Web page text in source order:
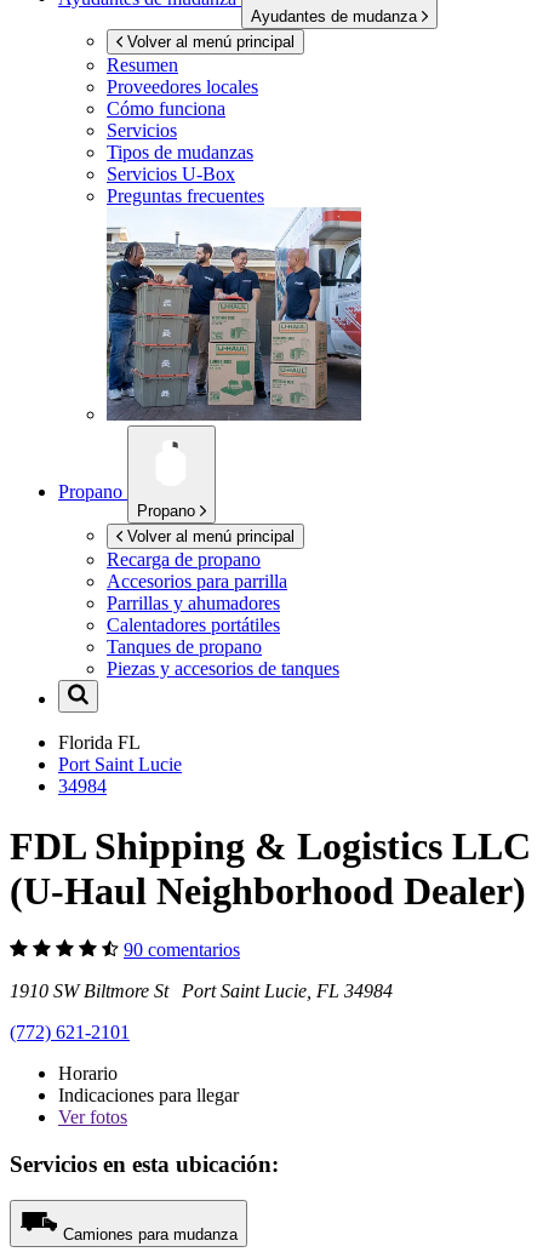
Ayudantes de mudanza
Volver al menú principal
Resumen
Proveedores locales
Cómo funciona
Servicios
Tipos de mudanzas
Servicios U-Box
Preguntas frecuentes
Propano
Propano
Volver al menú principal
Recarga de propano
Accesorios para parrilla
Parrillas y ahumadores
Calentadores portátiles
Tanques de propano
Piezas y accesorios de tanques
Florida FL
Port Saint Lucie
34984
FDL Shipping & Logistics LLC
(U-Haul Neighborhood Dealer)
90 comentarios
1910 SW Biltmore St Port Saint Lucie, FL 34984
(772) 621-2101
Horario
Indicaciones para llegar
Verfotos
Servicios en esta ubicación:
Camiones para mudanza